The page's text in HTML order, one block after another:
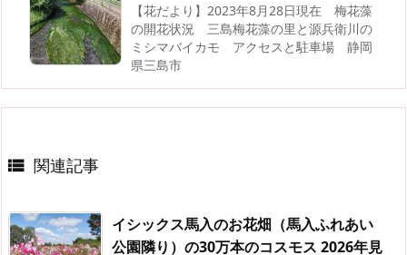
【花だより】2023年8月28日現在 梅花藻
の開花状況 三島梅花藻の里と源兵衛川の
ミシマバイカモ アクセスと駐車場 静岡
県三島市
 関連記事
イシックス馬入のお花畑（馬入ふれあい
公園隣り）の30万本のコスモス 2026年見